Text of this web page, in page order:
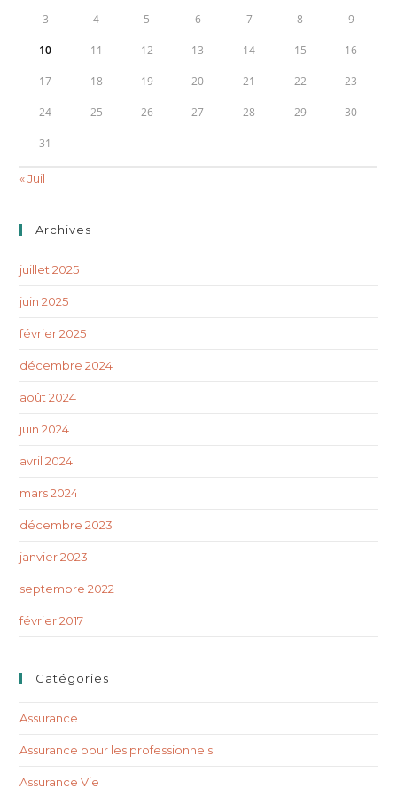
3 4 5 6 7 8 9
10 11 12 13 14 15 16
17 18 19 20 21 22 23
24 25 26 27 28 29 30
31
« Juil
Archives
juillet 2025
juin 2025
février 2025
décembre 2024
août 2024
juin 2024
avril 2024
mars 2024
décembre 2023
janvier 2023
septembre 2022
février 2017
Catégories
Assurance
Assurance pour les professionnels
Assurance Vie